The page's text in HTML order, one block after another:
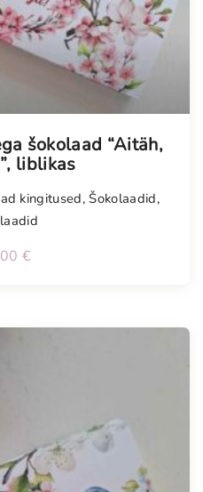
šokolaad “Aitäh,
liblikas
kingitused,Šokolaadid,
€